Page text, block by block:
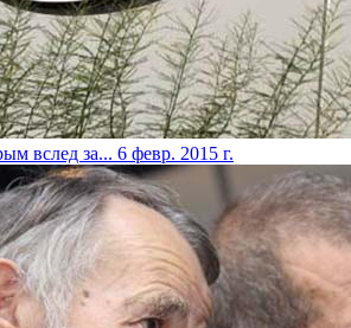
вслед за... 6 февр. 2015 г.